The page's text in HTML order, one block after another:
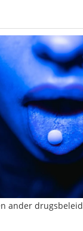
ander drugsbeleid